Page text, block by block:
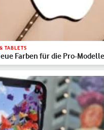
TABLETS
Farben für die Pro-